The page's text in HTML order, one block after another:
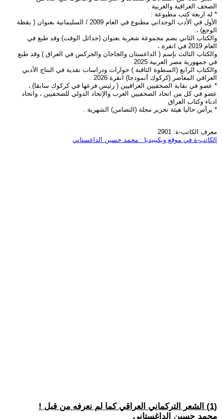
الصحف العراقية والعربية .
* له اربعة كتب مطبوعة :
الأول في الأدب الوجداني مطبوع في العام 2009 / السليمانية بعنوان ( يقظة
الوجع) ،.
والكتاب الثاني يضم مجموعة شعرية بعنوان (جدائل الوقت) وقد طبع في
العام 2019 في انقرة ،
والكتاب الثالث بإسم ( الداغستان والجاجان والجركس في العراق ) وقد طبع
في جمهورية مصر العربية 2025
والكتاب الرابع (السطوة الثاقبة ) حوارات ودراسات نقدية في النتاج الأدبي
العراقي المعاصر (كركوك أنموذجا) انقرة 2026 .
* عضو في نقابة الصحفيين العراقيين ( رئيس فرعها في كركوك سابقا) ،
عضو في كل من اتحاد الصحفيين العرب والإتحاد الدولي للصحفيين ، واتحاد
ادباء وكتاب العراق
* يرأس حاليا هيئة تحرير مجلة (التضامن) الشهرية .
معرف الكاتب-ة: 2901
الكاتب-ة في موقع ويكيبيديا : محمد حسين الداغستاني
(1) الشعر التركماني العراقي كما لم نعرفه من قبل !
محمد حسين الداغستاني